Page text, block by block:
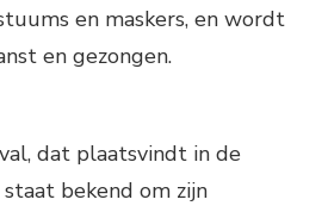
en maskers, en wordt
en gezongen.
dat plaatsvindt in de
staat bekend om zijn